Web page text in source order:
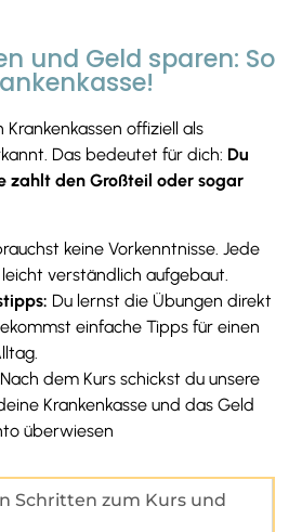
und Geld sparen: So
Krankenkassen offiziell als
Das bedeutet für dich: Du
zahlt den Großteil oder sogar
keine Vorkenntnisse. Jede
verständlich aufgebaut.
Du lernst die Übungen direkt
einfache Tipps für einen
Nach dem Kurs schickst du unsere
Krankenkasse und das Geld
überwiesen
Schritten zum Kurs und